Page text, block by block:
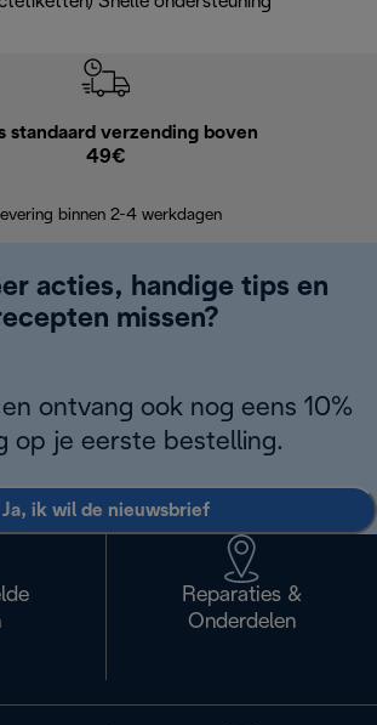
standaard verzending boven
49€
binnen 2-4 werkdagen
acties, handige tips en
missen?
ontvang ook nog eens 10%
op je eerste bestelling.
Ja, ik wil de nieuwsbrief
Reparaties &
Onderdelen